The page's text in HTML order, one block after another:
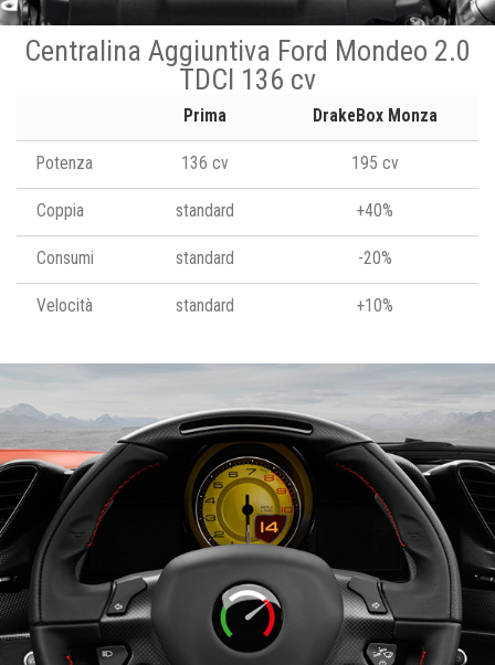
Centralina Aggiuntiva Ford Mondeo 2.0
TDCI 136 cv
Prima DrakeBox Monza
Potenza 136 cv 195 cv
Coppia standard +40%
Consumi standard -20%
Velocità standard +10%